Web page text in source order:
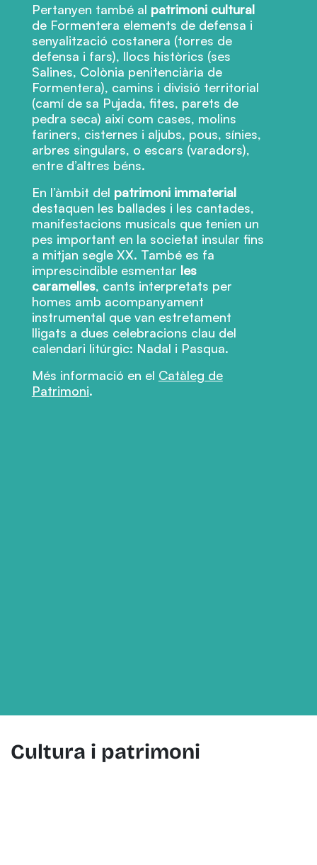
Pertanyen també al patrimoni cultural
de Formentera elements de defensa i
senyalització costanera (torres de
defensa i fars), llocs històrics (ses
Salines, Colònia penitenciària de
Formentera), camins i divisió territorial
(camí de sa Pujada, fites, parets de
pedra seca) així com cases, molins
fariners, cisternes i aljubs, pous, sínies,
arbres singulars, o escars (varadors),
entre d’altres béns.
En l’àmbit del patrimoni immaterial
destaquen les ballades i les cantades,
manifestacions musicals que tenien un
pes important en la societat insular fins
a mitjan segle XX. També es fa
imprescindible esmentar les
caramelles, cants interpretats per
homes amb acompanyament
instrumental que van estretament
lligats a dues celebracions clau del
calendari litúrgic: Nadal i Pasqua.
Més informació en el Catàleg de
Patrimoni.
Cultura i patrimoni